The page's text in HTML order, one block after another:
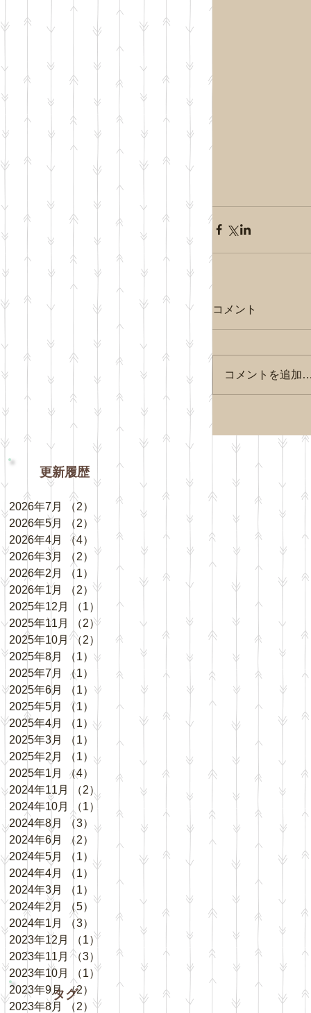
コメント
コメントを追加
更新履歴
2026年7月 （2）
2件の記事
2026年5月
（2） 2件の記事
2026年4月
（4）
4件の記事
2026年3月
（2）
2件の記事
2026年2月
（1）
1件の記事
2026年1月
（2）2件の記事
2025年12月
（1）
1件の記事
2025年11月
（2）2件の記事
2025年10月 （2）
2件の記事
2025年8月
（1） 1件の記事
2025年7月
（1）
1件の記事
2025年6月
（1） 1件の記事
2025年5月
（1）
1件の記事
2025年4月
（1）1件の記事
2025年3月
（1）
1件の記事
2025年2月
（1） 1件の記事
2025年1月
（4）
4件の記事
2024年11月
（2）
2件の記事
2024年10月
（1）
2024年8月
（3） 3件の記事
2024年6月
（2）
2024年5月
（1）
1件の記事
2024年4月
（1）
1件の記事
2024年3月
（1）
2024年2月
（5）
5件の記事
2024年1月
（3）
3件の記事
2023年12月
（1）1件の記事
2023年11月 （3）
3件の記事
2023年10月
（1） 1件の記事
2023年9月 （2）
2件の記事
2023年8月
（2）2件の記事
タグ